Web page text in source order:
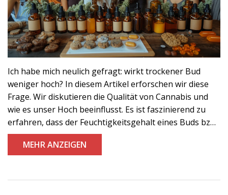
Ich habe mich neulich gefragt: wirkt trockener Bud
weniger hoch? In diesem Artikel erforschen wir diese
Frage. Wir diskutieren die Qualität von Cannabis und
wie es unser Hoch beeinflusst. Es ist faszinierend zu
erfahren, dass der Feuchtigkeitsgehalt eines Buds bzw.
einer Knospe den Unterschied machen kann. Schließt
euch mir an, um mehr über dieses ungewöhnliche
MEHR ANZEIGEN